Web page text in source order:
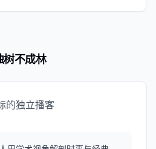
树不成林
的独立播客